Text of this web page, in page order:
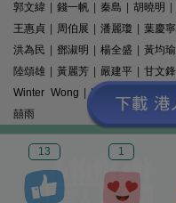
13 1
郭文緯
錢一帆 秦島 胡曉明
王惠貞
周伯展 潘麗瓊 葉慶寧
洪為民
鄧淑明 楊全盛 黃均瑜
陸頌雄
黃麗芳 嚴建平 甘文鋒
Winter Wong
K2 梁文新 羅崑
囍雨